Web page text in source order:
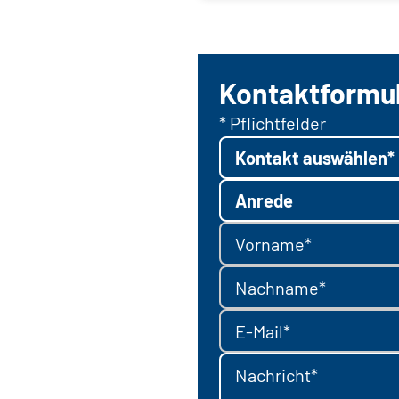
* Pflichtfelder
Kontakt auswählen*
Anrede
Vorname*
Nachname*
E-Mail*
Nachricht*